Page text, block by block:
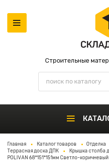
Строительные
Главная Каталог товаров Отделка
Террасная доска ДПК
Крышка столба
POLIVAN 68*151*151мм Светло-коричневый